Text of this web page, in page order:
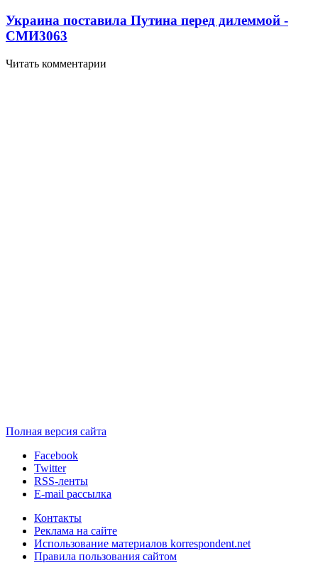
Украина поставила Путина перед дилеммой -
СМИ3063
Читать комментарии
Полная версия сайта
Facebook
Twitter
RSS-ленты
E-mail рассылка
Контакты
Реклама на сайте
Использование материалов korrespondent.net
Правила пользования сайтом